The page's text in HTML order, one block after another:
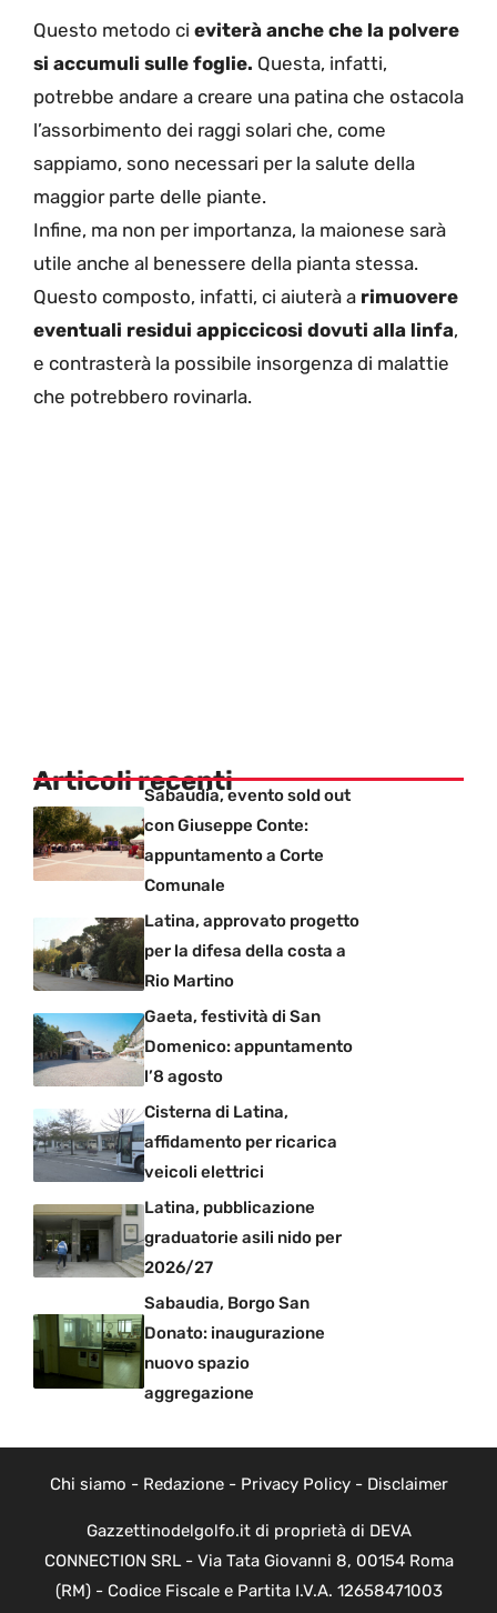
Questo metodo ci eviterà anche che la polvere
si accumuli sulle foglie. Questa, infatti,
potrebbe andare a creare una patina che ostacola
l’assorbimento dei raggi solari che, come
sappiamo, sono necessari per la salute della
maggior parte delle piante.
Infine, ma non per importanza, la maionese sarà
utile anche al benessere della pianta stessa.
Questo composto, infatti, ci aiuterà a rimuovere
eventuali residui appiccicosi dovuti alla linfa,
e contrasterà la possibile insorgenza di malattie
che potrebbero rovinarla.
Articoli recentiSabaudia, evento sold out
con Giuseppe Conte:
appuntamento a Corte
Comunale
Latina, approvato progetto
per la difesa della costa a
Rio Martino
Gaeta, festività di San
Domenico: appuntamento
l’8 agosto
Cisterna di Latina,
affidamento per ricarica
veicoli elettrici
Latina, pubblicazione
graduatorie asili nido per
2026/27
Sabaudia, Borgo San
Donato: inaugurazione
nuovo spazio
aggregazione
Chi siamo - Redazione- Privacy Policy- Disclaimer
Gazzettinodelgolfo.it di proprietà di DEVA
CONNECTION SRL - Via Tata Giovanni 8, 00154 Roma
(RM) - Codice Fiscale e Partita I.V.A. 12658471003